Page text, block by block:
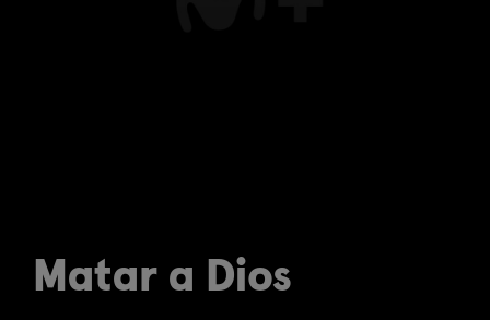
Matar a Dios